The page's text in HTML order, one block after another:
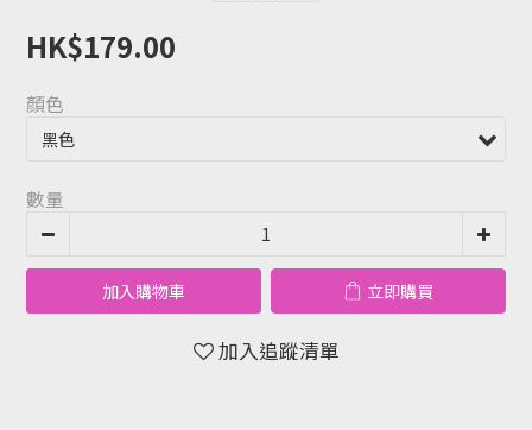
HK$179.00
顏色
數量
加入購物車 立即購買
加入追蹤清單